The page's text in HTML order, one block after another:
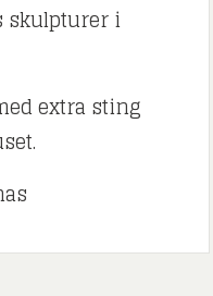
skulpturer i
extra sting